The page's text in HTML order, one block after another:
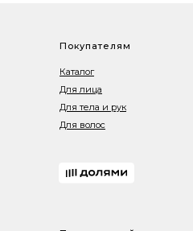
Покупателям
Каталог
Для лица
Для тела и рук
Для волос